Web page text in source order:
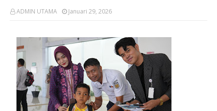
ADMIN UTAMA Januari 29, 2026